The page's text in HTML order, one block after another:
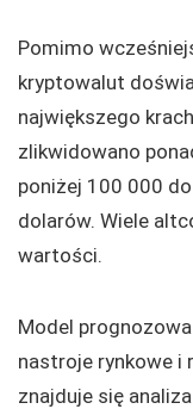
Pomimo
kryptowalut
największego
zlikwidowano
poniżej 100 000
dolarów. Wiele
wartości.
Model
nastroje rynkowe i
znajduje się